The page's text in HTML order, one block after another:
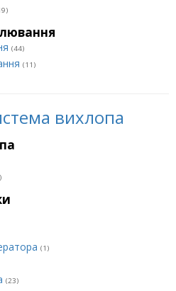
(44)
(11)
вихлопа
(1)
(23)